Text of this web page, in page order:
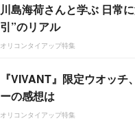
川島海荷さんと学ぶ 日常
引”のリアル
オリコンタイアップ特集
『VIVANT』限定ウオッチ
ーの感想は
オリコンタイアップ特集